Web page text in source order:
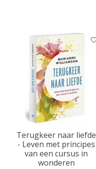
Terugkeer naar liefde
- Leven met principes
van een cursus in
wonderen